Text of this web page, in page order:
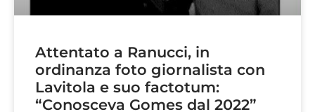
Attentato a Ranucci, in
ordinanza foto giornalista con
Lavitola e suo factotum:
“Conosceva Gomes dal 2022”